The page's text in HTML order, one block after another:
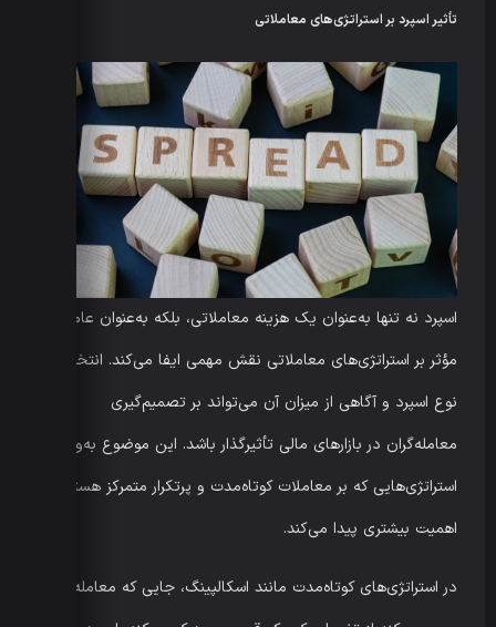
تأثیر اسپرد بر استراتژی‌های معاملاتی
اسپرد نه تنها به‌عنوان یک هزینه معاملاتی، بلکه به‌عنوان عاملی
مؤثر بر استراتژی‌های معاملاتی نقش مهمی ایفا می‌کند. انتخاب
نوع اسپرد و آگاهی از میزان آن می‌تواند بر تصمیم‌گیری
معامله‌گران در بازارهای مالی تأثیرگذار باشد. این موضوع به‌ویژه در
استراتژی‌هایی که بر معاملات کوتاه‌مدت و پرتکرار متمرکز هستند،
اهمیت بیشتری پیدا می‌کند.
در استراتژی‌های کوتاه‌مدت مانند اسکالپینگ، جایی که معامله‌گر